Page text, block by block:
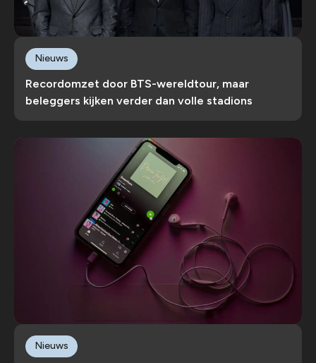
Recordomzet door BTS-wereldtour, maar
beleggers kijken verder dan volle stadions
Nieuws
Nieuws